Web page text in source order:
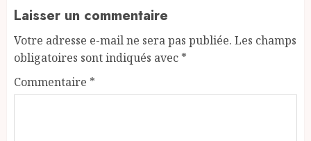
Laisser un commentaire
Votre adresse e-mail ne sera pas publiée. Les champs
obligatoires sont indiqués avec *
Commentaire *